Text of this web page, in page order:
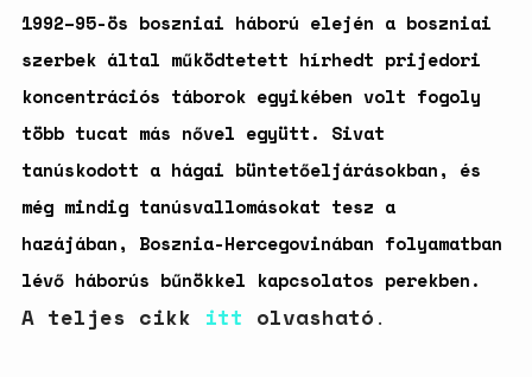
1992–95-ös boszniai háború elején a boszniai
szerbek által működtetett hírhedt prijedori
koncentrációs táborok egyikében volt fogoly
több tucat más nővel együtt. Sivat
tanúskodott a hágai büntetőeljárásokban, és
még mindig tanúsvallomásokat tesz a
hazájában, Bosznia-Hercegovinában folyamatban
lévő háborús bűnökkel kapcsolatos perekben.
A teljes cikk itt olvasható.